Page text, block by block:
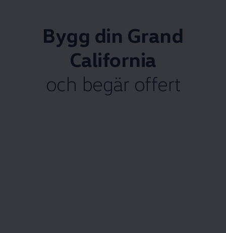
Bygg din Grand
California
och begär offert